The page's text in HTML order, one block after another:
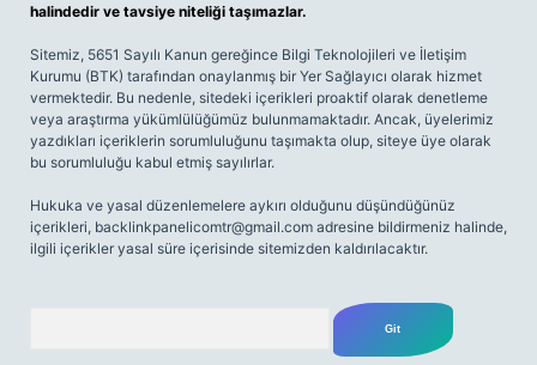
halindedir ve tavsiye niteliği taşımazlar.
Sitemiz, 5651 Sayılı Kanun gereğince Bilgi Teknolojileri ve İletişim
Kurumu (BTK) tarafından onaylanmış bir Yer Sağlayıcı olarak hizmet
vermektedir. Bu nedenle, sitedeki içerikleri proaktif olarak denetleme
veya araştırma yükümlülüğümüz bulunmamaktadır. Ancak, üyelerimiz
yazdıkları içeriklerin sorumluluğunu taşımakta olup, siteye üye olarak
bu sorumluluğu kabul etmiş sayılırlar.
Hukuka ve yasal düzenlemelere aykırı olduğunu düşündüğünüz
içerikleri, backlinkpanelicomtr@gmail.com adresine bildirmeniz halinde,
ilgili içerikler yasal süre içerisinde sitemizden kaldırılacaktır.